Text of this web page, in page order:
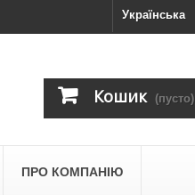
Українська
Кошик (пусто)
ПРО КОМПАНІЮ